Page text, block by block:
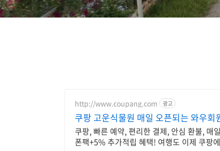
http://www.coupang.com 광고
쿠팡 고운식물원 매일 오픈되는 와우회
쿠팡, 빠른 예약, 편리한 결제, 안심 환불, 매
폰팩+5% 추가적립 혜택! 여행도 이제 쿠팡